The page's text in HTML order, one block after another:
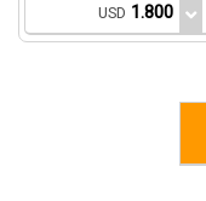
USD 1.800